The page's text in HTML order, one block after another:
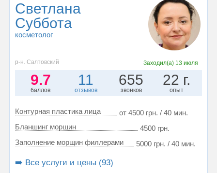
Светлана
Суббота
косметолог
р-н. Салтовский Заходил(а) 13 июля
9.7
баллов
11
отзывов
655
звонков
22 г.
опыт
Контурная пластика лица
от 4500 грн. / 40 мин.
Бланшинг морщин
4500 грн.
Заполнение морщин филлерами
5000 грн. / 40 мин.
➡️ Все услуги и цены (93)